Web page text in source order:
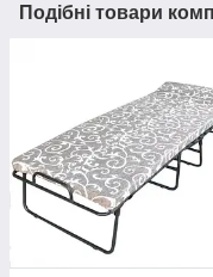
Подібні товари